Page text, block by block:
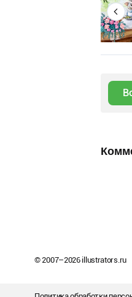
© 2007–2026illustrators.ru